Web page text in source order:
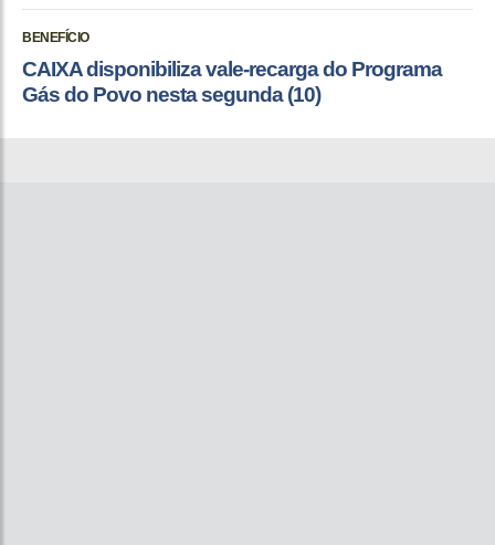
BENEFÍCIO
CAIXA disponibiliza vale-recarga do Programa
Gás do Povo nesta segunda (10)